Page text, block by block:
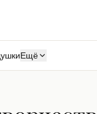
Ещё